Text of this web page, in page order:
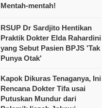
Mentah-mentah!
RSUP Dr Sardjito Hentikan
Praktik Dokter Elda Rahardini
yang Sebut Pasien BPJS 'Tak
Punya Otak'
Kapok Dikuras Tenaganya, Ini
Rencana Dokter Tifa usai
Putuskan Mundur dari